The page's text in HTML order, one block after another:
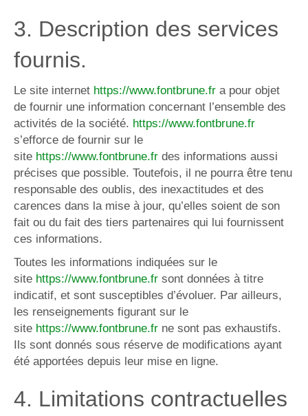
3. Description des services
fournis.
Le site internet https://www.fontbrune.fr a pour objet
de fournir une information concernant l’ensemble des
activités de la société. https://www.fontbrune.fr
s’efforce de fournir sur le
site https://www.fontbrune.fr des informations aussi
précises que possible. Toutefois, il ne pourra être tenu
responsable des oublis, des inexactitudes et des
carences dans la mise à jour, qu’elles soient de son
fait ou du fait des tiers partenaires qui lui fournissent
ces informations.
Toutes les informations indiquées sur le
site https://www.fontbrune.fr sont données à titre
indicatif, et sont susceptibles d’évoluer. Par ailleurs,
les renseignements figurant sur le
site https://www.fontbrune.fr ne sont pas exhaustifs.
Ils sont donnés sous réserve de modifications ayant
été apportées depuis leur mise en ligne.
4. Limitations contractuelles